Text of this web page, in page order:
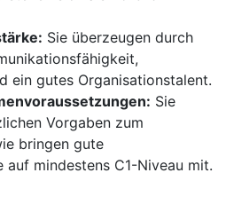
Sie überzeugen durch
ein gutes Organisationstalent.
Sie
Vorgaben zum
bringen gute
auf mindestens C1-Niveau mit.